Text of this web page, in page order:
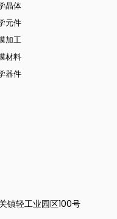
晶体
元件
加工
材料
器件
镇轻工业园区100号